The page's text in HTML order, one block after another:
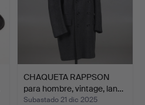
CHAQUETA RAPPSON
para hombre, vintage, lan…
Subastado 21 dic 2025